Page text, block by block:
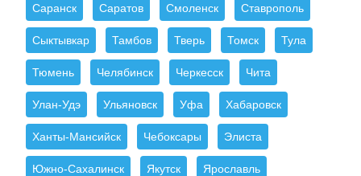
Саранск Саратов Смоленск Ставрополь
Сыктывкар Тамбов Тверь Томск Тула
Тюмень Челябинск Черкесск Чита
Улан-Удэ Ульяновск Уфа Хабаровск
Ханты-Мансийск Чебоксары Элиста
Южно-Сахалинск Якутск Ярославль